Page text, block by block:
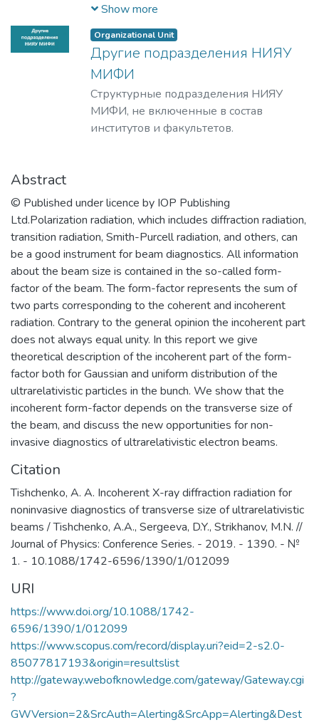
физических принципов,
проектирования и разработки
технологий создания компонентной
базы электроники гражданского и
специального назначения, а также
построения современных приборов на
её основе.
​Наша основная цель – это создание и
устройств электроники, спинтроники,
фотоники, а также создание
эффективной инновационной среды в
области СВЧ-электронной и
радиационно-стойкой компонентной
базы, источников ТГц излучения,
ионно-кластерных технологий
материалов.​
Show more
Organizational Unit
Другие подразделения НИЯУ
МИФИ
Структурные подразделения НИЯУ
МИФИ, не включенные в состав
институтов и факультетов.
Abstract
© Published under licence by IOP Publishing
Ltd.Polarization radiation, which includes diffraction radiation,
transition radiation, Smith-Purcell radiation, and others, can
be a good instrument for beam diagnostics. All information
about the beam size is contained in the so-called form-
factor of the beam. The form-factor represents the sum of
two parts corresponding to the coherent and incoherent
radiation. Contrary to the general opinion the incoherent part
does not always equal unity. In this report we give
theoretical description of the incoherent part of the form-
factor both for Gaussian and uniform distribution of the
ultrarelativistic particles in the bunch. We show that the
incoherent form-factor depends on the transverse size of
the beam, and discuss the new opportunities for non-
invasive diagnostics of ultrarelativistic electron beams.
Citation
Tishchenko, A. A. Incoherent X-ray diffraction radiation for
noninvasive diagnostics of transverse size of ultrarelativistic
beams / Tishchenko, A.A., Sergeeva, D.Y., Strikhanov, M.N. //
Journal of Physics: Conference Series. - 2019. - 1390. - №
1. - 10.1088/1742-6596/1390/1/012099
URI
https://www.doi.org/10.1088/1742-
6596/1390/1/012099
https://www.scopus.com/record/display.uri?eid=2-s2.0-
85077817193&origin=resultslist
http://gateway.webofknowledge.com/gateway/Gateway.cgi
?
GWVersion=2&SrcAuth=Alerting&SrcApp=Alerting&Dest